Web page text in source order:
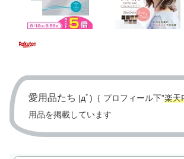
愛用品たち |дﾟ)｛ プロフィール下”楽天
用品を掲載しています